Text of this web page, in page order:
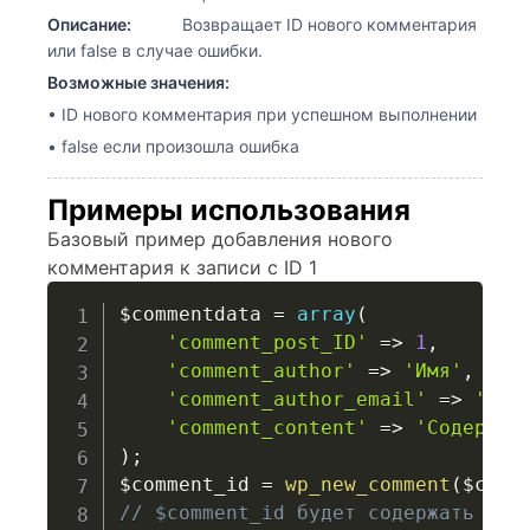
Описание:
Возвращает ID нового комментария
или false в случае ошибки.
Возможные значения:
• ID нового комментария при успешном выполнении
• false если произошла ошибка
Примеры использования
Базовый пример добавления нового
комментария к записи с ID 1
$commentdata = array (
'comment_post_ID'
=> 1 ,
'comment_author'
=> 'Имя' ,
'comment_author_email'
=>
'comment_content'
=>
) ;
$comment_id = wp_new_comment (
// $comment_id будет содержать ID